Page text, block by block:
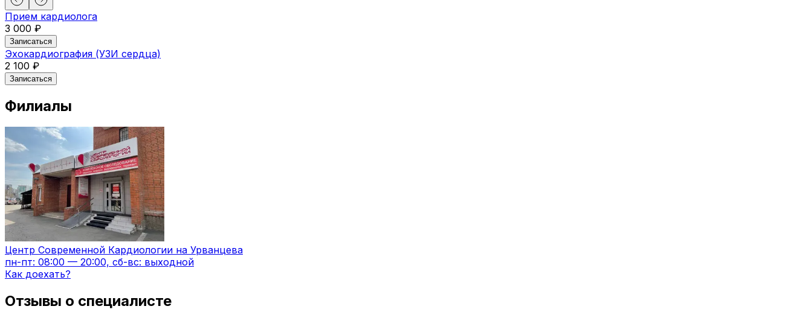
Прием кардиолога
3 000 ₽
Записаться
Эхокардиография (УЗИ сердца)
2 100 ₽
Записаться
Филиалы
Центр Современной Кардиологии на Урванцева
пн-пт: 08:00 — 20:00, сб-вс: выходной
Как доехать?
Отзывы о специалисте